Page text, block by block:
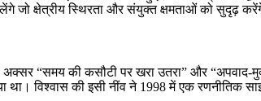
जो क्षेत्रीय स्थिरता और संयुक्त क्षमताओं को सुदृढ़
“समय की कसौटी पर खरा उतरा” और “अपवाद-
विश्वास की इसी नींव ने 1998 में एक रणनीतिक